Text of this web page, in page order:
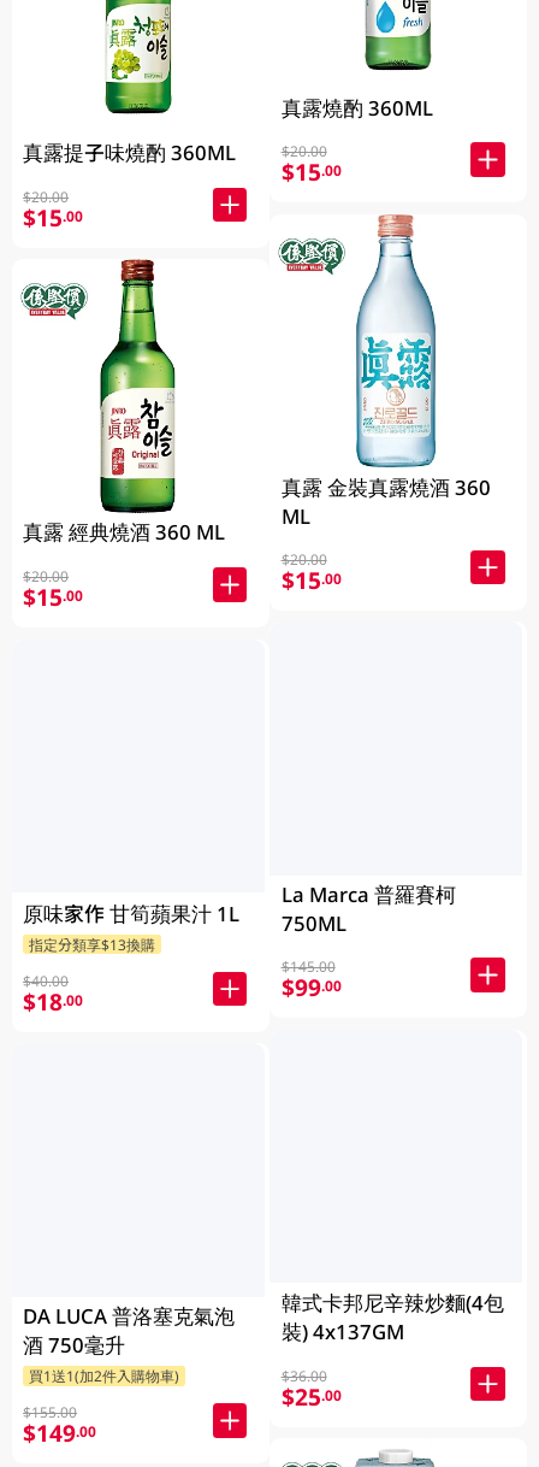
真露提子味燒酌 360ML
$20.00
$15.00
真露 經典燒酒 360 ML
$20.00
$15.00
原味家作 甘筍蘋果汁 1L
指定分類享$13換購
$40.00
$18.00
DA LUCA 普洛塞克氣泡
酒 750毫升
買1送1(加2件入購物車)
$155.00
$149.00
真露燒酌 360ML
$20.00
$15.00
真露 金裝真露燒酒 360
ML
$20.00
$15.00
La Marca 普羅賽柯
750ML
$145.00
$99.00
韓式卡邦尼辛辣炒麵(4包
裝) 4x137GM
$36.00
$25.00